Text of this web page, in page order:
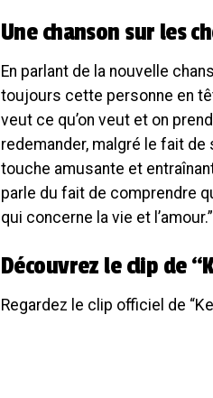
Une chanson sur les
En parlant de la nouvelle
toujours cette personne en
veut ce qu’on veut et on
redemander, malgré le fait
touche amusante et
parle du fait de comprendre
qui concerne la vie et l’amour.”
Découvrez le clip de
Regardez le clip officiel de